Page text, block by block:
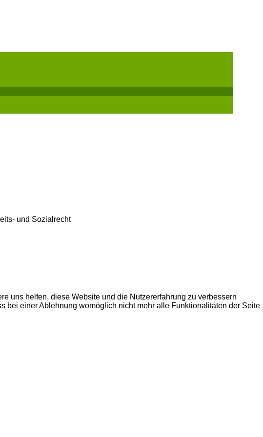
und Sozialrecht
uns helfen, diese Website und die Nutzererfahrung zu verbessern
bei einer Ablehnung womöglich nicht mehr alle Funktionalitäten der Seite